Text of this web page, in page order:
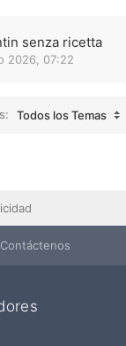
senza ricetta
2026, 07:22
Todos los Temas
Contáctenos